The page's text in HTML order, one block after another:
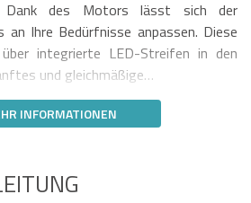
Dank des Motors lässt sich der
an Ihre Bedürfnisse anpassen. Diese
integrierte LED-Streifen in den
und gleichmäßige…
INFORMATIONEN